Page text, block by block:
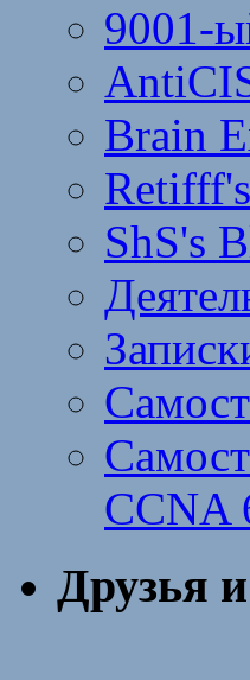
9001-
Brain
ShS's
CCNA
Друзья